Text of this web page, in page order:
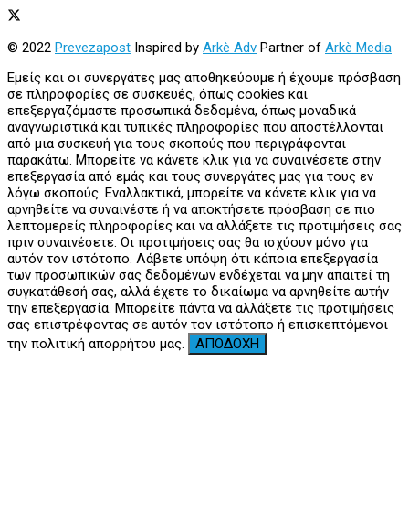
© 2022 Prevezapost Inspired by Arkè Adv Partner of Arkè Media
Εμείς και οι συνεργάτες μας αποθηκεύουμε ή έχουμε πρόσβαση
σε πληροφορίες σε συσκευές, όπως cookies και
επεξεργαζόμαστε προσωπικά δεδομένα, όπως μοναδικά
αναγνωριστικά και τυπικές πληροφορίες που αποστέλλονται
από μια συσκευή για τους σκοπούς που περιγράφονται
παρακάτω. Μπορείτε να κάνετε κλικ για να συναινέσετε στην
επεξεργασία από εμάς και τους συνεργάτες μας για τους εν
λόγω σκοπούς. Εναλλακτικά, μπορείτε να κάνετε κλικ για να
αρνηθείτε να συναινέστε ή να αποκτήσετε πρόσβαση σε πιο
λεπτομερείς πληροφορίες και να αλλάξετε τις προτιμήσεις σας
πριν συναινέσετε. Οι προτιμήσεις σας θα ισχύουν μόνο για
αυτόν τον ιστότοπο. Λάβετε υπόψη ότι κάποια επεξεργασία
των προσωπικών σας δεδομένων ενδέχεται να μην απαιτεί τη
συγκατάθεσή σας, αλλά έχετε το δικαίωμα να αρνηθείτε αυτήν
την επεξεργασία. Μπορείτε πάντα να αλλάξετε τις προτιμήσεις
σας επιστρέφοντας σε αυτόν τον ιστότοπο ή επισκεπτόμενοι
την πολιτική απορρήτου μας.
ΑΠΟΔΟΧΗ